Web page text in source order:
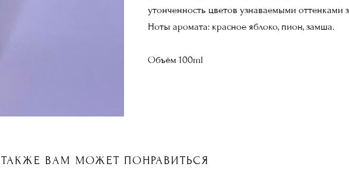
утонченность цветов узнаваемыми оттенками
Ноты аромата: красное яблоко, пион, замша.
Объём 100ml
ТАКЖЕ ВАМ МОЖЕТ ПОНРАВИТЬСЯ